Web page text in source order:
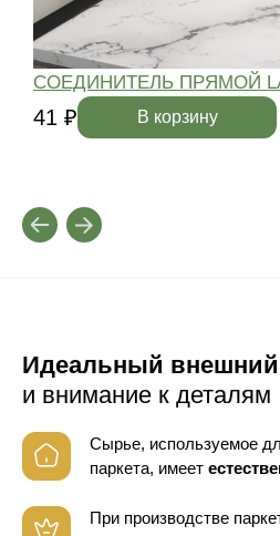
СОЕДИНИТЕЛЬ ПРЯМОЙ
41 ₽ В корзину
Идеальный
и внимание к деталям
Сырье, используемое
паркета, имеет
При производстве